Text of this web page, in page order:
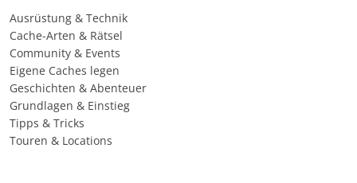
Ausrüstung & Technik
Cache-Arten & Rätsel
Community & Events
Eigene Caches legen
Geschichten & Abenteuer
Grundlagen & Einstieg
Tipps & Tricks
Touren & Locations